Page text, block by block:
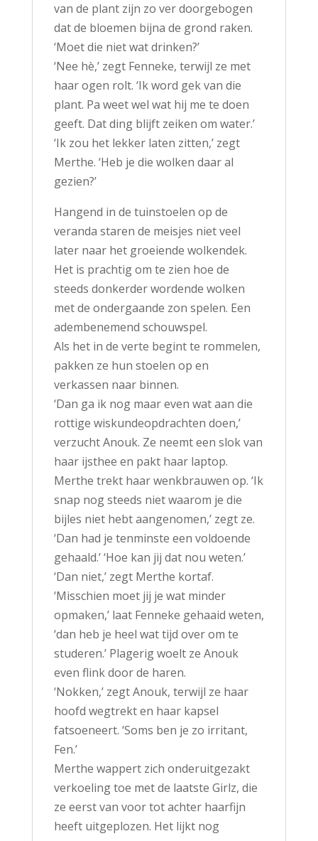
van de plant zijn zo ver doorgebogen
dat de bloemen bijna de grond raken.
‘Moet die niet wat drinken?’
‘Nee hè,’ zegt Fenneke, terwijl ze met
haar ogen rolt. ‘Ik word gek van die
plant. Pa weet wel wat hij me te doen
geeft. Dat ding blijft zeiken om water.’
‘Ik zou het lekker laten zitten,’ zegt
Merthe. ‘Heb je die wolken daar al
gezien?’
Hangend in de tuinstoelen op de
veranda staren de meisjes niet veel
later naar het groeiende wolkendek.
Het is prachtig om te zien hoe de
steeds donkerder wordende wolken
met de ondergaande zon spelen. Een
adembenemend schouwspel.
Als het in de verte begint te rommelen,
pakken ze hun stoelen op en
verkassen naar binnen.
‘Dan ga ik nog maar even wat aan die
rottige wiskundeopdrachten doen,’
verzucht Anouk. Ze neemt een slok van
haar ijsthee en pakt haar laptop.
Merthe trekt haar wenkbrauwen op. ‘Ik
snap nog steeds niet waarom je die
bijles niet hebt aangenomen,’ zegt ze.
‘Dan had je tenminste een voldoende
gehaald.’ ‘Hoe kan jij dat nou weten.’
‘Dan niet,’ zegt Merthe kortaf.
‘Misschien moet jij je wat minder
opmaken,’ laat Fenneke gehaaid weten,
‘dan heb je heel wat tijd over om te
studeren.’ Plagerig woelt ze Anouk
even flink door de haren.
‘Nokken,’ zegt Anouk, terwijl ze haar
hoofd wegtrekt en haar kapsel
fatsoeneert. ‘Soms ben je zo irritant,
Fen.’
Merthe wappert zich onderuitgezakt
verkoeling toe met de laatste Girlz, die
ze eerst van voor tot achter haarfijn
heeft uitgeplozen. Het lijkt nog